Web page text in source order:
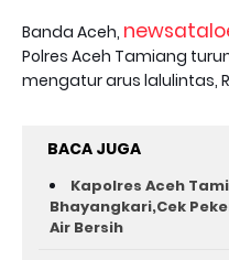
Banda Aceh,
Polres Aceh Tamiang
mengatur arus lalulintas,
BACA JUGA
Kapolres Aceh
Bhayangkari,Cek
Air Bersih